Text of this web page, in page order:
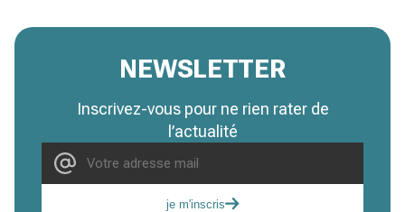
NEWSLETTER
Inscrivez-vous pour ne rien rater de
l’actualité
je m'inscris